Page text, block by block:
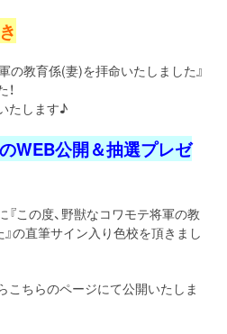
の教育係(妻)を拝命いたしました』
たします♪
WEB公開＆抽選プレゼ
『この度、野獣なコワモテ将軍の教
の直筆サイン入り色校を頂きまし
こちらのページにて公開いたしま